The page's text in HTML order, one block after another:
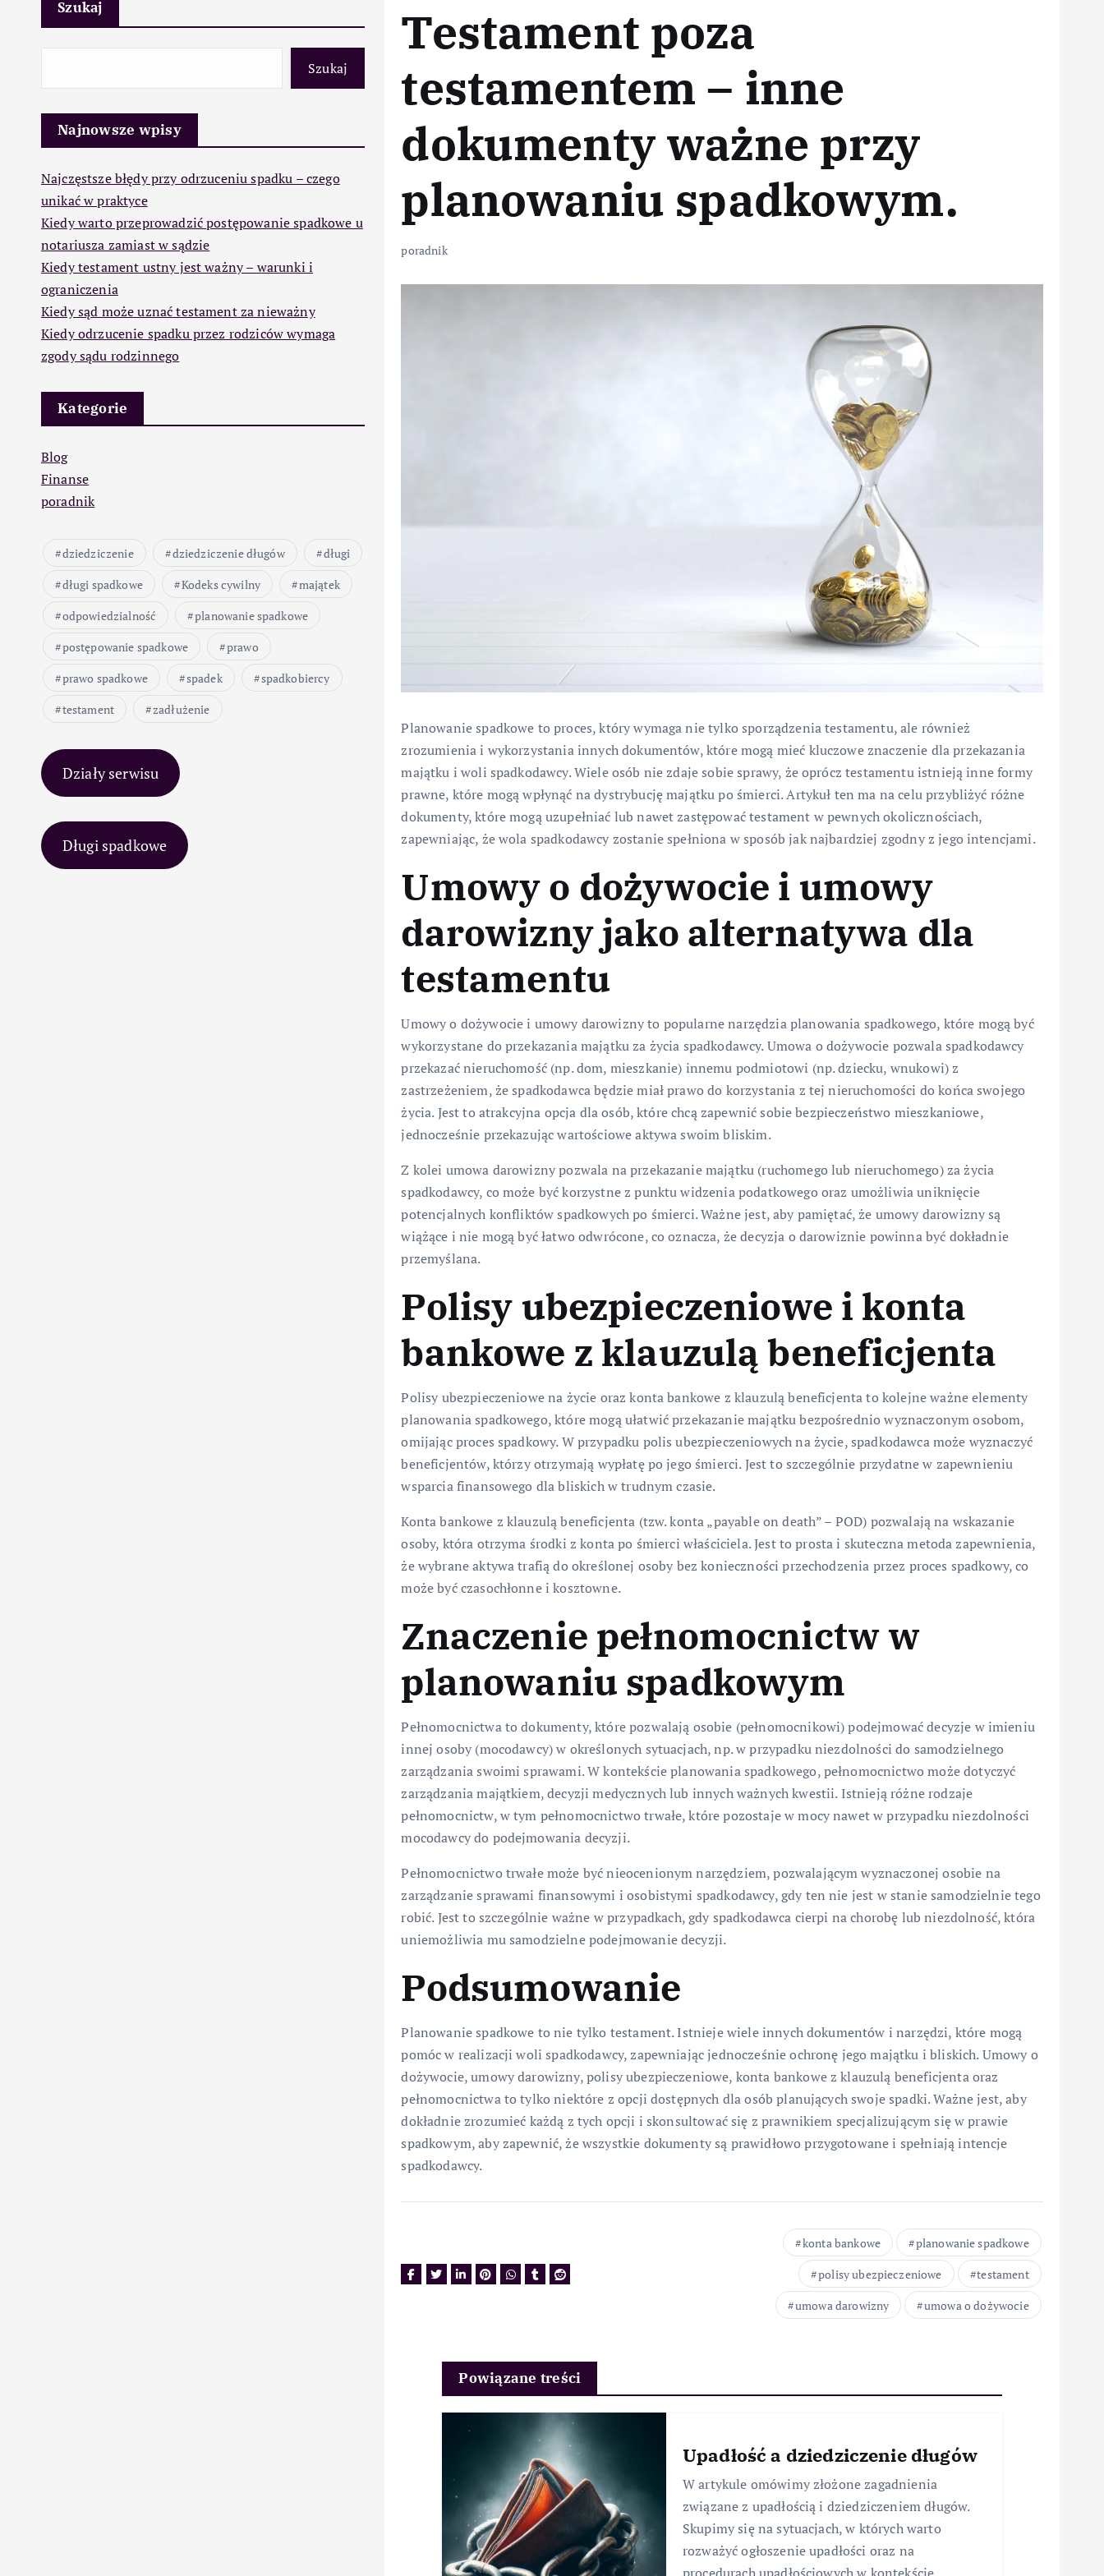
Szukaj
Szukaj
Najnowsze wpisy
Najczęstsze błędy przy odrzuceniu spadku – czego
unikać w praktyce
Kiedy warto przeprowadzić postępowanie spadkowe u
notariusza zamiast w sądzie
Kiedy testament ustny jest ważny – warunki i
ograniczenia
Kiedy sąd może uznać testament za nieważny
Kiedy odrzucenie spadku przez rodziców wymaga
zgody sądu rodzinnego
Kategorie
Blog
Finanse
poradnik
dziedziczenie dziedziczenie długów
długi
długi spadkowe
Kodeks cywilny
majątek
odpowiedzialność
planowanie spadkowe
postępowanie spadkowe
prawo
prawo spadkowe
spadek
spadkobiercy
testament
zadłużenie
Działy serwisu
Długi spadkowe
Testament poza
testamentem – inne
dokumenty ważne przy
planowaniu spadkowym.
poradnik
Planowanie spadkowe to proces, który wymaga nie tylko sporządzenia testamentu, ale również
zrozumienia i wykorzystania innych dokumentów, które mogą mieć kluczowe znaczenie dla przekazania
majątku i woli spadkodawcy. Wiele osób nie zdaje sobie sprawy, że oprócz testamentu istnieją inne formy
prawne, które mogą wpłynąć na dystrybucję majątku po śmierci. Artykuł ten ma na celu przybliżyć różne
dokumenty, które mogą uzupełniać lub nawet zastępować testament w pewnych okolicznościach,
zapewniając, że wola spadkodawcy zostanie spełniona w sposób jak najbardziej zgodny z jego intencjami.
Umowy o dożywocie i umowy
darowizny jako alternatywa dla
testamentu
Umowy o dożywocie i umowy darowizny to popularne narzędzia planowania spadkowego, które mogą być
wykorzystane do przekazania majątku za życia spadkodawcy. Umowa o dożywocie pozwala spadkodawcy
przekazać nieruchomość (np. dom, mieszkanie) innemu podmiotowi (np. dziecku, wnukowi) z
zastrzeżeniem, że spadkodawca będzie miał prawo do korzystania z tej nieruchomości do końca swojego
życia. Jest to atrakcyjna opcja dla osób, które chcą zapewnić sobie bezpieczeństwo mieszkaniowe,
jednocześnie przekazując wartościowe aktywa swoim bliskim.
Z kolei umowa darowizny pozwala na przekazanie majątku (ruchomego lub nieruchomego) za życia
spadkodawcy, co może być korzystne z punktu widzenia podatkowego oraz umożliwia uniknięcie
potencjalnych konfliktów spadkowych po śmierci. Ważne jest, aby pamiętać, że umowy darowizny są
wiążące i nie mogą być łatwo odwrócone, co oznacza, że decyzja o darowiznie powinna być dokładnie
przemyślana.
Polisy ubezpieczeniowe i konta
bankowe z klauzulą beneficjenta
Polisy ubezpieczeniowe na życie oraz konta bankowe z klauzulą beneficjenta to kolejne ważne elementy
planowania spadkowego, które mogą ułatwić przekazanie majątku bezpośrednio wyznaczonym osobom,
omijając proces spadkowy. W przypadku polis ubezpieczeniowych na życie, spadkodawca może wyznaczyć
beneficjentów, którzy otrzymają wypłatę po jego śmierci. Jest to szczególnie przydatne w zapewnieniu
wsparcia finansowego dla bliskich w trudnym czasie.
Konta bankowe z klauzulą beneficjenta (tzw. konta „payable on death” – POD) pozwalają na wskazanie
osoby, która otrzyma środki z konta po śmierci właściciela. Jest to prosta i skuteczna metoda zapewnienia,
że wybrane aktywa trafią do określonej osoby bez konieczności przechodzenia przez proces spadkowy, co
może być czasochłonne i kosztowne.
Znaczenie pełnomocnictw w
planowaniu spadkowym
Pełnomocnictwa to dokumenty, które pozwalają osobie (pełnomocnikowi) podejmować decyzje w imieniu
innej osoby (mocodawcy) w określonych sytuacjach, np. w przypadku niezdolności do samodzielnego
zarządzania swoimi sprawami. W kontekście planowania spadkowego, pełnomocnictwo może dotyczyć
zarządzania majątkiem, decyzji medycznych lub innych ważnych kwestii. Istnieją różne rodzaje
pełnomocnictw, w tym pełnomocnictwo trwałe, które pozostaje w mocy nawet w przypadku niezdolności
mocodawcy do podejmowania decyzji.
Pełnomocnictwo trwałe może być nieocenionym narzędziem, pozwalającym wyznaczonej osobie na
zarządzanie sprawami finansowymi i osobistymi spadkodawcy, gdy ten nie jest w stanie samodzielnie tego
robić. Jest to szczególnie ważne w przypadkach, gdy spadkodawca cierpi na chorobę lub niezdolność, która
uniemożliwia mu samodzielne podejmowanie decyzji.
Podsumowanie
Planowanie spadkowe to nie tylko testament. Istnieje wiele innych dokumentów i narzędzi, które mogą
pomóc w realizacji woli spadkodawcy, zapewniając jednocześnie ochronę jego majątku i bliskich. Umowy o
dożywocie, umowy darowizny, polisy ubezpieczeniowe, konta bankowe z klauzulą beneficjenta oraz
pełnomocnictwa to tylko niektóre z opcji dostępnych dla osób planujących swoje spadki. Ważne jest, aby
dokładnie zrozumieć każdą z tych opcji i skonsultować się z prawnikiem specjalizującym się w prawie
spadkowym, aby zapewnić, że wszystkie dokumenty są prawidłowo przygotowane i spełniają intencje
spadkodawcy.
konta bankowe
planowanie spadkowe
polisy ubezpieczeniowe
testament
umowa darowizny
umowa o dożywocie
Powiązane treści
Upadłość a dziedziczenie długów
W artykule omówimy złożone zagadnienia
związane z upadłością i dziedziczeniem długów.
Skupimy się na sytuacjach, w których warto
rozważyć ogłoszenie upadłości oraz na